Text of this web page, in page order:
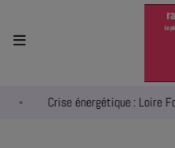
Crise énergétique : Loire